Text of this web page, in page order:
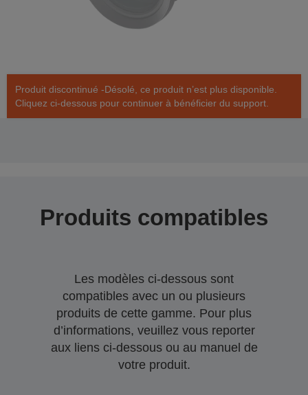
Produit discontinué -Désolé, ce produit n’est plus disponible.
Cliquez ci-dessous pour continuer à bénéficier du support.
Produits compatibles
Les modèles ci-dessous sont
compatibles avec un ou plusieurs
produits de cette gamme. Pour plus
d’informations, veuillez vous reporter
aux liens ci-dessous ou au manuel de
votre produit.